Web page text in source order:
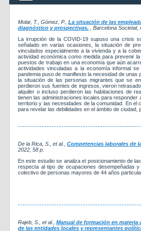
Molar, T., Gómez, P., La situación de las
diagnóstico y prospectivas. , Barcelona Societat,
La irrupción de la COVID-19 supuso una crisis
señalado en varias ocasiones, la situación de
vinculados especialmente a la vivienda y a la
actividad económica como medida para prevenir
puestos de trabajo en una economía que aún
actividades vinculadas a la economía informal
pandemia puso de manifiesto la necesidad de
la situación de las personas migrantes que se
perdieron sus fuentes de ingresos, vieron
alquiler o incluso perdieron las habitaciones de
tienen las administraciones locales para
territorio y las necesidades de la comunidad. En
para revelar las debilidades en el ámbito de ciudad,
De la Rica, S., et al., Competencias laborales de
2022 , 58 p.
En este estudio se analiza el posicionamiento de
respecta al tipo de ocupaciones desempeñadas
colectivo de personas mayores de 44 años
Rajeb, S., et al., Manual de formación en
de las entidades locales y representantes